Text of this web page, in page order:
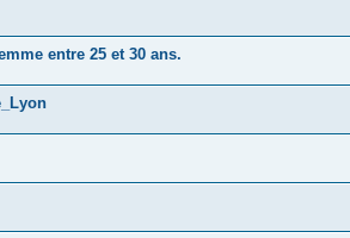
entre 25 et 30 ans.